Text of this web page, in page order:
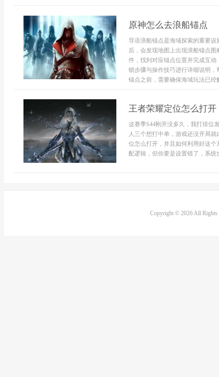
原神怎么去浪船锚点
导语浪船锚点是海域探索的重要
后，会发现地图上出现浪船锚点
件，找到对应锚点位置并完成互
锁步骤与操作技巧进行详细说明
锚点之前，需要确保海域玩法已经
王者荣耀定位怎么打
这赛季S44刚开没多久，我打排位
人三个想打中单，游戏还没开局
位怎么打开，并且如何利用好这
配逻辑，但你要是设置错了，系
Copyright © 2026 All